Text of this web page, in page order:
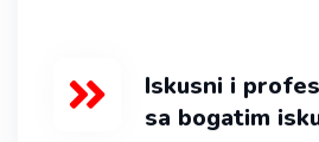
Iskusni i
sa bogatim